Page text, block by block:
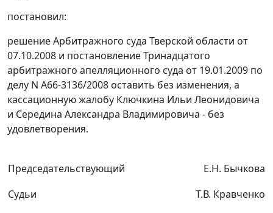
постановил:
решение Арбитражного суда Тверской области от
07.10.2008 и постановление Тринадцатого
арбитражного апелляционного суда от 19.01.2009 по
делу N А66-3136/2008 оставить без изменения, а
кассационную жалобу Ключкина Ильи Леонидовича
и Середина Александра Владимировича - без
удовлетворения.
Председательствующий
Е.Н. Бычкова
Судьи
Т.В. Кравченко